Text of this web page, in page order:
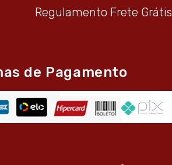
Regulamento Frete Grátis
de Pagamento